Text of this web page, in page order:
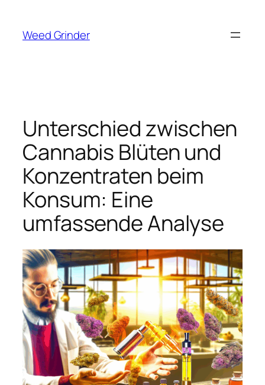
springen
Weed Grinder
Unterschied zwischen
Cannabis Blüten und
Konzentraten beim
Konsum: Eine
umfassende Analyse